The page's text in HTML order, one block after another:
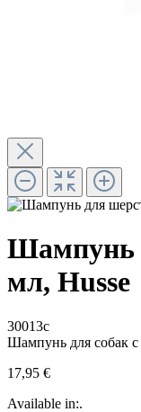
Шампунь
мл, Husse
30013c
Шампунь для собак
17,95 €
Available in:.